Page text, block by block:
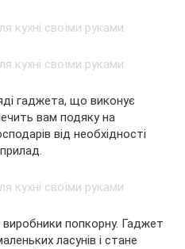
гаджета, що виконує
вам подяку на
від необхідності
попкорну. Гаджет
ласунів і стане